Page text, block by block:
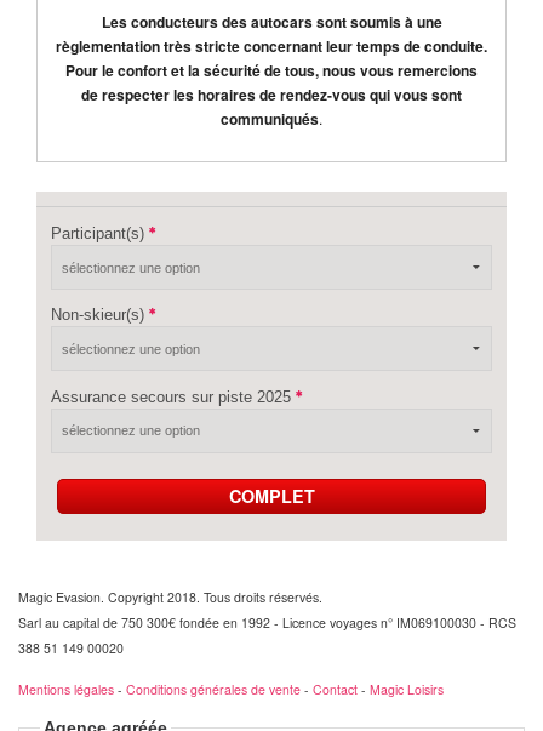
Les conducteurs des autocars sont soumis à une
règlementation très stricte concernant leur temps de conduite.
Pour le confort et la sécurité de tous, nous vous remercions
de respecter les horaires de rendez-vous qui vous sont
communiqués.
Participant(s)
Non-skieur(s)
Assurance secours sur piste 2025
COMPLET
Magic Evasion. Copyright 2018. Tous droits réservés.
Sarl au capital de 750 300€ fondée en 1992 - Licence voyages n° IM069100030 - RCS
388 51 149 00020
Mentions légales - Conditions générales de vente - Contact - Magic Loisirs